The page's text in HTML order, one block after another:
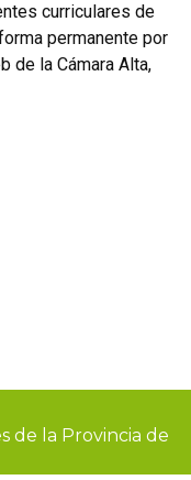
curriculares de
permanente por
de la Cámara Alta,
de la Provincia de